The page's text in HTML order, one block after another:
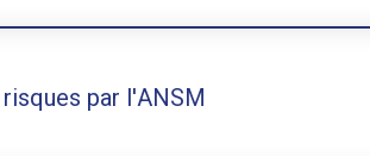
par l'ANSM